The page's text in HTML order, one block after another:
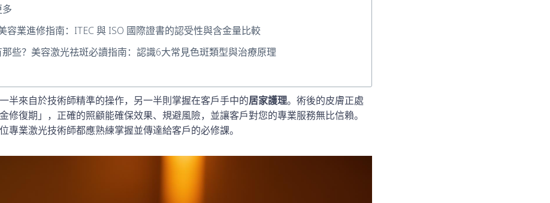
容業進修指南：ITEC 與 ISO 國際證書的認受性與含金量比較
些？美容激光祛斑必讀指南：認識6大常見色斑類型與治療原理
半來自於技術師精準的操作，另一半則掌握在客戶手中的居家護理。術後的皮膚正處
修復期」，正確的照顧能確保效果、規避風險，並讓客戶對您的專業服務無比信賴。
專業激光技術師都應熟練掌握並傳達給客戶的必修課。